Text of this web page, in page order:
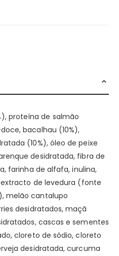
proteína de salmão
bacalhau (10%),
(10%), óleo de peixe
desidratada, fibra de
farinha de alfafa, inulina,
de levedura (fonte
melão cantalupo
desidratados, maçã
cascas e sementes
cloreto de sódio, cloreto
desidratada, curcuma